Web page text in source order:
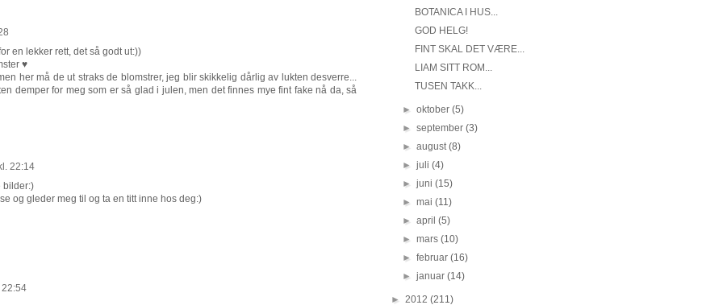
en lekker rett, det så godt ut:))
♥
her må de ut straks de blomstrer, jeg blir skikkelig dårlig av lukten desverre...
demper for meg som er så glad i julen, men det finnes mye fint fake nå da, så
22:14
bilder:)
og gleder meg til og ta en titt inne hos deg:)
BOTANICA I HUS...
GOD HELG!
FINT SKAL DET VÆRE...
LIAM SITT ROM...
TUSEN TAKK...
►oktober(5)
►september(3)
►august(8)
►juli(4)
►juni(15)
►mai(11)
►april(5)
►mars(10)
►februar(16)
►januar(14)
► 2012 (211)